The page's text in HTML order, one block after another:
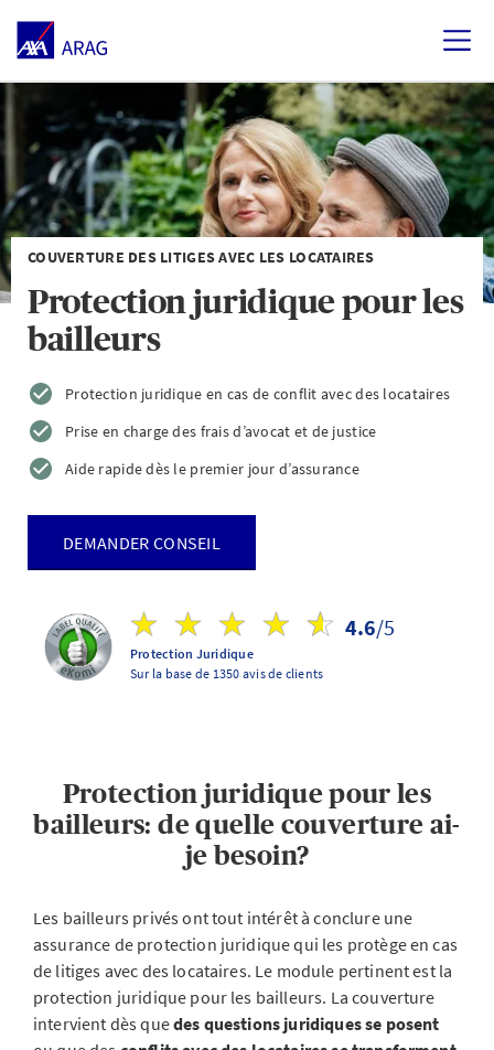
COUVERTURE DES LITIGES AVEC LES LOCATAIRES
Protection juridique pour les
bailleurs
Protection juridique en cas de conflit avec des locataires
Prise en charge des frais d’avocat et de justice
Aide rapide dès le premier jour d’assurance
DEMANDER CONSEIL
4.6/5
Protection Juridique
Sur la base de 1350 avis de clients
Protection juridique pour les
bailleurs: de quelle couverture ai-
je besoin?
Les bailleurs privés ont tout intérêt à conclure une
assurance de protection juridique qui les protège en cas
de litiges avec des locataires. Le module pertinent est la
protection juridique pour les bailleurs. La couverture
intervient dès quedes questions juridiques se posent